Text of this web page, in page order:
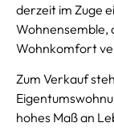
derzeit im Zuge
Wohnensemble,
Wohnkomfort
Zum Verkauf
hohes Maß an